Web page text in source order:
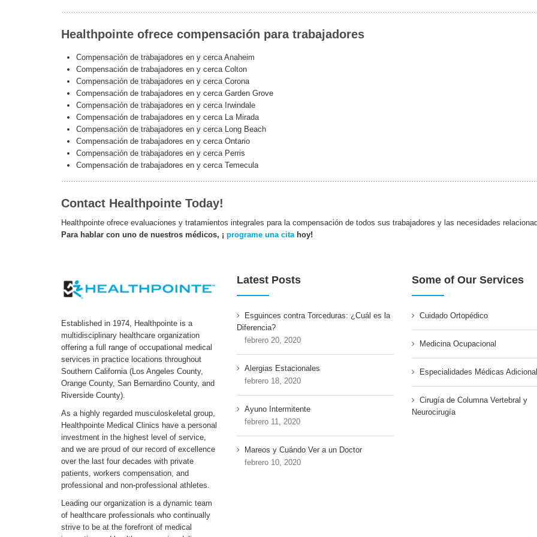
Healthpointe ofrece compensación para trabajadores
Compensación de trabajadores en y cerca Anaheim
Compensación de trabajadores en y cerca Colton
Compensación de trabajadores en y cerca Corona
Compensación de trabajadores en y cerca Garden Grove
Compensación de trabajadores en y cerca Irwindale
Compensación de trabajadores en y cerca La Mirada
Compensación de trabajadores en y cerca Long Beach
Compensación de trabajadores en y cerca Ontario
Compensación de trabajadores en y cerca Perris
Compensación de trabajadores en y cerca Temecula
Contact Healthpointe Today!
Healthpointe ofrece evaluaciones y tratamientos integrales para la compensación de todos sus trabajadores y las necesidades
Para hablar con uno de nuestros médicos, ¡ programe una cita hoy!
Established in 1974, Healthpointe is a
multidisciplinary healthcare organization
offering a full range of occupational medical
services in practice locations throughout
Southern California (Los Angeles County,
Orange County, San Bernardino County, and
Riverside County).
As a highly regarded musculoskeletal group,
Healthpointe Medical Clinics have a personal
investment in the highest level of service,
and we are proud of our record of excellence
over the last four decades with private
patients, workers compensation, and
professional and non-professional athletes.
Leading our organization is a dynamic team
of healthcare professionals who continually
strive to be at the forefront of medical
Latest Posts
Esguinces contra Torceduras: ¿Cuál es la
Diferencia?
febrero 20, 2020
Alergias Estacionales
febrero 18, 2020
Ayuno Intermitente
febrero 11, 2020
Mareos y Cuándo Ver a un Doctor
febrero 10, 2020
Some of Our Services
Cuidado Ortopédico
Medicina Ocupacional
Especialidades Médicas
Cirugía de Columna Vertebral y
Neurocirugía